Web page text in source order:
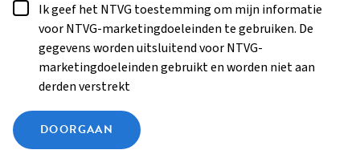
Ik geef het NTVG toestemming om mijn informatie
voor NTVG-marketingdoeleinden te gebruiken. De
gegevens worden uitsluitend voor NTVG-
marketingdoeleinden gebruikt en worden niet aan
derden verstrekt
DOORGAAN